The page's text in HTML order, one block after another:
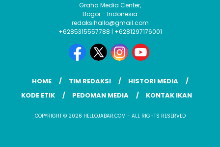
Graha Media Center,
Bogor - Indonesia
redaksihallo@gmail.com
+6285315557788 | +6281297176001
HOME TIM REDAKSI
HISTORI MEDIA
KODE ETIK
PEDOMAN MEDIA KONTAK IKAN
COPYRIGHT © 2026 HELLOJABAR.COM - ALL RIGHTS RESERVED